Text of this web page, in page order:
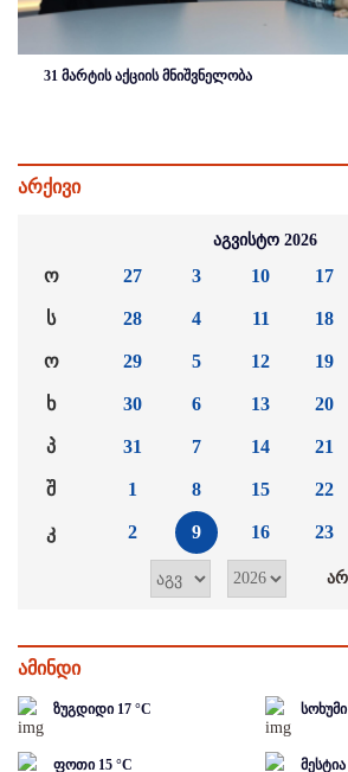
31 მარტის აქციის მნიშვნელობა
არქივი
აგვისტო 2026
ო
ს
ო
ხ
პ
შ
კ
27
28
29
30
31
1
2
3
4
5
6
7
8
9
10
11
12
13
14
15
16
17
18
19
20
21
22
23
ამინდი
ზუგდიდი 17 °C სოხუმი
ფოთი 15 °C მესტია